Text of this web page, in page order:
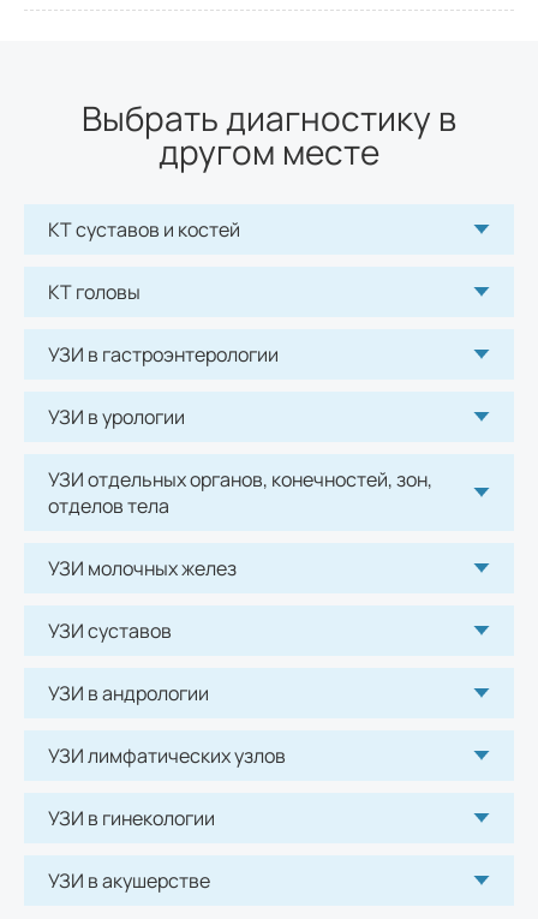
Выбрать диагностику в
другом месте
КТ суставов и костей
КТ головы
УЗИ в гастроэнтерологии
УЗИ в урологии
УЗИ отдельных органов, конечностей, зон,
отделов тела
УЗИ молочных желез
УЗИ суставов
УЗИ в андрологии
УЗИ лимфатических узлов
УЗИ в гинекологии
УЗИ в акушерстве